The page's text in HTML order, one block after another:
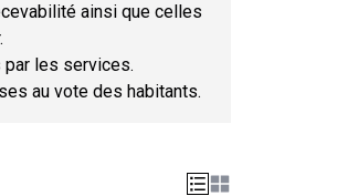
ainsi que celles
par les services.
au vote des habitants.